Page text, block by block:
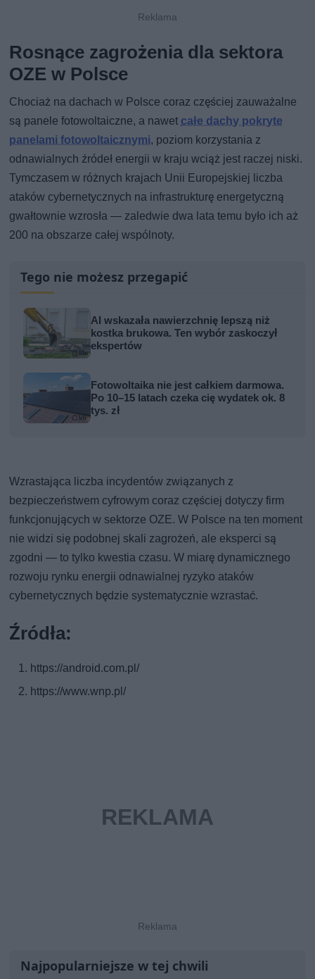
Rosnące zagrożenia dla sektora
OZE w Polsce
Chociaż na dachach w Polsce coraz częściej zauważalne
są panele fotowoltaiczne, a nawet całe dachy pokryte
panelami fotowoltaicznymi, poziom korzystania z
odnawialnych źródeł energii w kraju wciąż jest raczej niski.
Tymczasem w różnych krajach Unii Europejskiej liczba
ataków cybernetycznych na infrastrukturę energetyczną
gwałtownie wzrosła — zaledwie dwa lata temu było ich aż
200 na obszarze całej wspólnoty.
Tego nie możesz przegapić
AI wskazała nawierzchnię lepszą niż
kostka brukowa. Ten wybór zaskoczył
ekspertów
Fotowoltaika nie jest całkiem darmowa.
Po 10–15 latach czeka cię wydatek ok. 8
tys. zł
Wzrastająca liczba incydentów związanych z
bezpieczeństwem cyfrowym coraz częściej dotyczy firm
funkcjonujących w sektorze OZE. W Polsce na ten moment
nie widzi się podobnej skali zagrożeń, ale eksperci są
zgodni — to tylko kwestia czasu. W miarę dynamicznego
rozwoju rynku energii odnawialnej ryzyko ataków
cybernetycznych będzie systematycznie wzrastać.
Źródła:
https://android.com.pl/
https://www.wnp.pl/
Najpopularniejsze w tej chwili